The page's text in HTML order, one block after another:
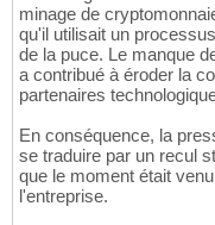
minage de
qu'il utilisait un
de la puce. Le manque
a contribué à éroder la
partenaires
En conséquence, la
se traduire par un recul
que le moment était
l'entreprise.